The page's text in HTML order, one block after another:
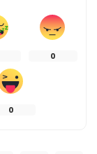
0
0